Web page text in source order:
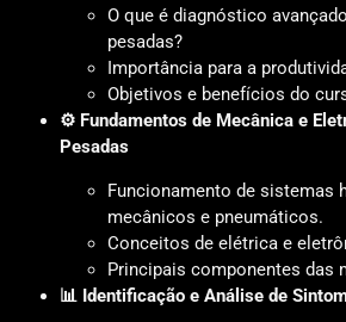
O que é diagnóstico
pesadas?
Importância para a
Objetivos e benefícios do
⚙️ Fundamentos de Mecânica e
Pesadas
Funcionamento de sistemas
mecânicos e pneumáticos.
Conceitos de elétrica e
Principais componentes das
📊 Identificação e Análise de